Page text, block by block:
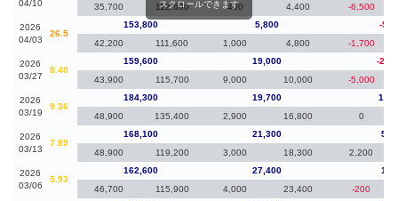
04/10
35,700
112,600 400 4,400 -6,500
2026
04/03
26.5
153,800 5,800
-
42,200
111,600 1,000 4,800 -1,700
2026
03/27
8.40
159,600 19,000
-
43,900
115,700 9,000 10,000 -5,000
2026
03/19
9.36
184,300 19,700
48,900
135,400 2,900 16,800 0
2026
03/13
7.89
168,100 21,300
48,900
119,200 3,000 18,300 2,200
2026
03/06
5.93
162,600 27,400
46,700
115,900 4,000 23,400 -200
スクロールできます